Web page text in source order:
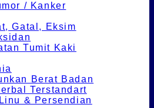
/ Kanker
Gatal, Eksim
Tumit Kaki
Berat Badan
Terstandart
& Persendian